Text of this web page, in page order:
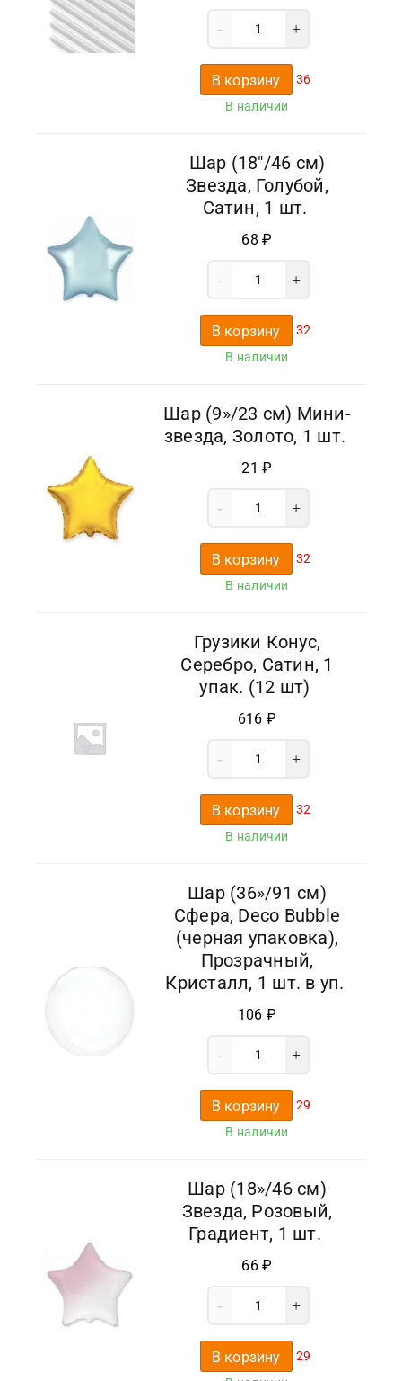
В корзину
36
В наличии
Шар (18″/46 см)
Звезда, Голубой,
Сатин, 1 шт.
68 ₽
В корзину
32
В наличии
Шар (9»/23 см) Мини-
звезда, Золото, 1 шт.
21 ₽
В корзину
32
В наличии
Грузики Конус,
Серебро, Сатин, 1
упак. (12 шт)
616 ₽
В корзину
32
В наличии
Шар (36»/91 см)
Сфера, Deco Bubble
(черная упаковка),
Прозрачный,
Кристалл, 1 шт. в уп.
106 ₽
В корзину
29
В наличии
Шар (18»/46 см)
Звезда, Розовый,
Градиент, 1 шт.
66 ₽
В корзину
29